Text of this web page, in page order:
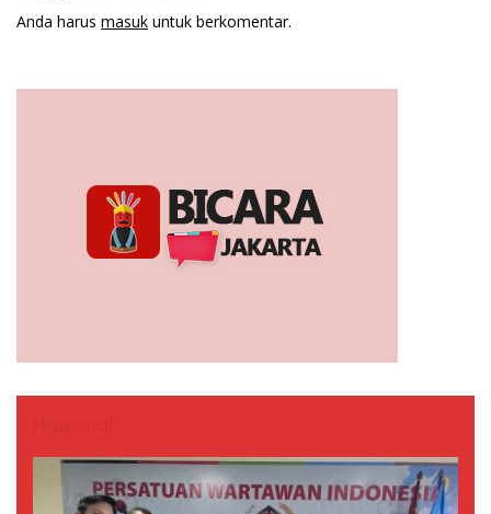
Anda harus masuk untuk berkomentar.